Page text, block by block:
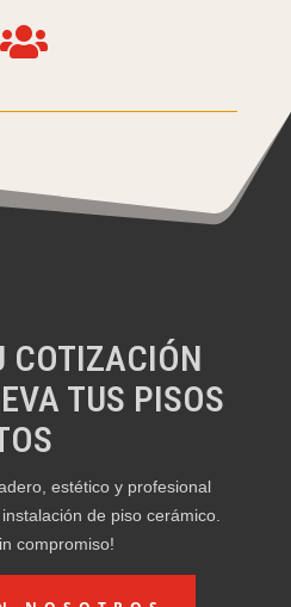

COTIZACIÓN
TUS PISOS
estético y profesional
de piso cerámico.
compromiso!